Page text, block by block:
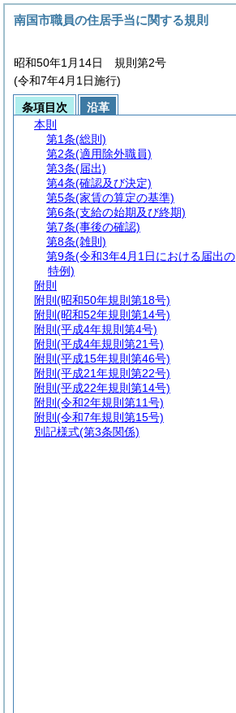
南国市職員の住居手当に関する規則
昭和50年1月14日 規則第2号
(令和7年4月1日施行)
条項目次
沿革
本則
第1条(総則)
第2条(適用除外職員)
第3条(届出)
第4条(確認及び決定)
第5条(家賃の算定の基準)
第6条(支給の始期及び終期)
第7条(事後の確認)
第8条(雑則)
第9条(令和3年4月1日における届出の
特例)
附則
附則 (昭和50年規則第18号)
附則 (昭和52年規則第14号)
附則 (平成4年規則第4号)
附則 (平成4年規則第21号)
附則 (平成15年規則第46号)
附則 (平成21年規則第22号)
附則 (平成22年規則第14号)
附則 (令和2年規則第11号)
附則 (令和7年規則第15号)
別記様式(第3条関係)